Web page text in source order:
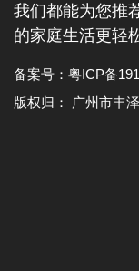
我们都能为您推
的家庭生活更轻
备案号： 粤ICP备
版权归： 广州市丰